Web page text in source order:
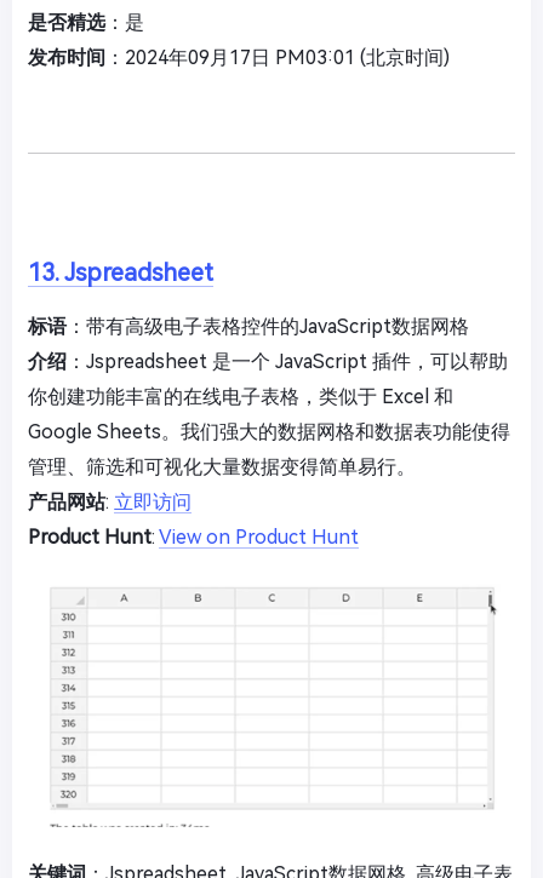
是否精选：是
发布时间 ：2024年09月17日 PM03:01 (北京时间)
13. Jspreadsheet
标语：带有高级电子表格控件的JavaScript数据网格
介绍 ：Jspreadsheet 是一个 JavaScript 插件，可以帮助
你创建功能丰富的在线电子表格，类似于 Excel 和
Google Sheets。我们强大的数据网格和数据表功能使得
管理、筛选和可视化大量数据变得简单易行。
产品网站: 立即访问
Product Hunt: View on Product Hunt